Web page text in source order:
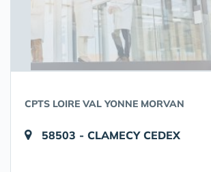
CPTS LOIRE VAL YONNE MORVAN
58503 - CLAMECY CEDEX